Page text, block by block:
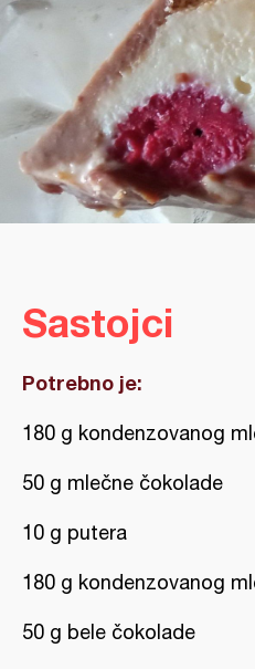
Sastojci
Potrebno je:
180 g kondenzovanog
50 g mlečne čokolade
10 g putera
180 g kondenzovanog
50 g bele čokolade